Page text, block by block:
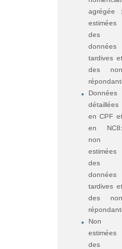
agrégée :
estimées
des
données
tardives et
des non
Données
détaillées
en CPF et
en NC8:
non
estimées
des
données
tardives et
des non
Non
estimées
des